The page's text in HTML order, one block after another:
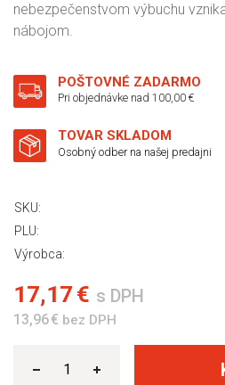
nebezpečenstvom výbuchu
nábojom.
POŠTOVNÉ ZADARMO
Pri objednávke nad 100,00 €
TOVAR SKLADOM
Osobný odber na našej predajni
SKU:
PLU:
Výrobca:
17,17 € s DPH
13,96 € bez DPH